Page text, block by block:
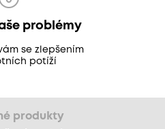
problémy
se zlepšením
potíží
produkty